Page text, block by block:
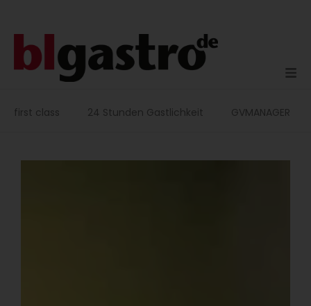
first class 24 Stunden Gastlichkeit GVMANAGER